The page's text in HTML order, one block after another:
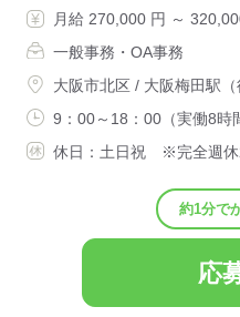
月給 270,000 円 ～
一般事務・OA事務
大阪市北区 / 大阪梅田駅（
9：00～18：00（実働8時
休日：土日祝 ※完全週
約1分で
応